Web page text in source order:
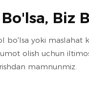
Biz
bo'lsa yoki maslahat
olish uchun
mamnunmiz.